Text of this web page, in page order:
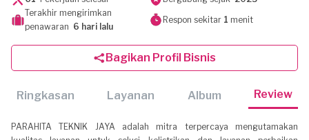
Terakhir mengirimkan
penawaran 6 hari lalu
Respon sekitar 1 menit
Bagikan Profil Bisnis
Ringkasan Layanan Album Review
PARAHITA TEKNIK JAYA adalah mitra terpercaya mengutamakan